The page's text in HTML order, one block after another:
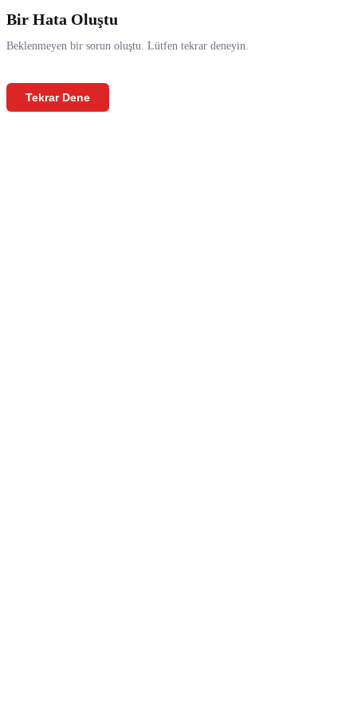
Bir Hata Oluştu
Beklenmeyen bir sorun oluştu. Lütfen tekrar deneyin.
Tekrar Dene